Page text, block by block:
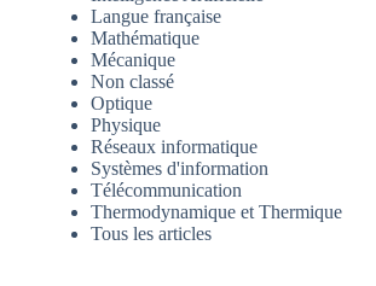
Langue française
Mathématique
Mécanique
Non classé
Optique
Physique
Réseaux informatique
Systèmes d'information
Télécommunication
Thermodynamique et Thermique
Tous les articles